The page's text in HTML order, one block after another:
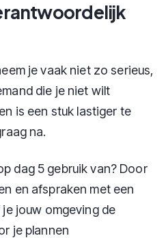
je vaak niet zo serieus,
die je niet wilt
is een stuk lastiger te
na.
dag 5 gebruik van? Door
en afspraken met een
jouw omgeving de
je plannen